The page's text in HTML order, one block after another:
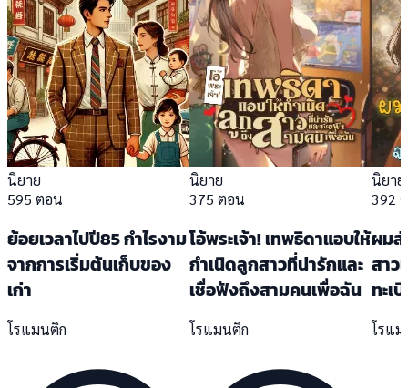
นิยาย
595 ตอน
ย้อยเวลาไปปี85 กำไรงาม
จากการเริ่มต้นเก็บของ
เก่า
โรแมนติก
นิยาย
375 ตอน
โอ้พระเจ้า! เทพธิดาแอบให้
กำเนิดลูกสาวที่น่ารักและ
เชื่อฟังถึงสามคนเพื่อฉัน
โรแมนติก
นิยาย
392
ผมส่
สาว
ทะเ
โรแ